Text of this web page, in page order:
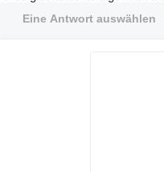
Eine Antwort auswählen